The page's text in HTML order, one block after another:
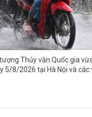
Thủy văn Quốc gia
5/8/2026 tại Hà Nội và các